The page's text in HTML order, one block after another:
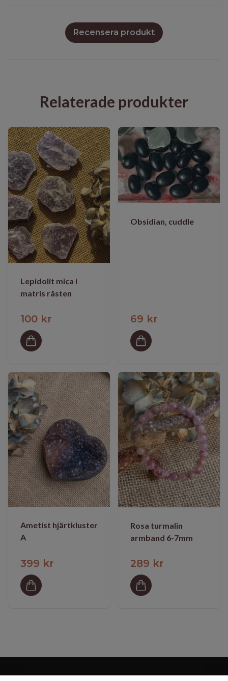
Recensera produkt
Relaterade produkter
Lepidolit mica i
matris råsten
100 kr
Obsidian, cuddle
69 kr
Ametist hjärtkluster
A
399 kr
Rosa turmalin
armband 6-7mm
289 kr